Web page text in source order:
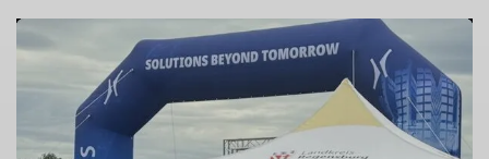
© Markus Rühr